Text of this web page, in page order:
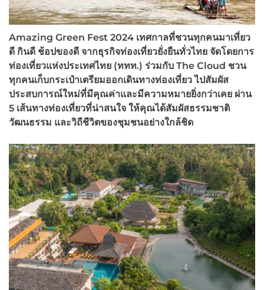
Amazing Green Fest 2024 เทศกาลที่ชวนทุกคนมาเที่ยว
ดี กินดี ช้อปของดี จากธุรกิจท่องเที่ยวยั่งยืนทั่วไทย จัดโดยการ
ท่องเที่ยวแห่งประเทศไทย (ททท.) ร่วมกับ The Cloud ชวน
ทุกคนเก็บกระเป๋าเตรียมออกเดินทางท่องเที่ยว ไปสัมผัส
ประสบการณ์ใหม่ที่มีคุณค่าและมีความหมายยิ่งกว่าเคย ผ่าน
5 เส้นทางท่องเที่ยวที่น่าสนใจ ให้คุณได้สัมผัสธรรมชาติ
วัฒนธรรม และวิถีชีวิตของชุมชนอย่างใกล้ชิด